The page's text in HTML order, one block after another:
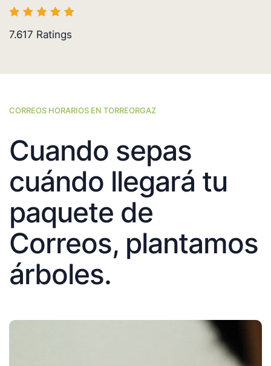
7.617 Ratings
CORREOS HORARIOS EN TORREORGAZ
Cuando sepas
cuándo llegará tu
paquete de
Correos, plantamos
árboles.